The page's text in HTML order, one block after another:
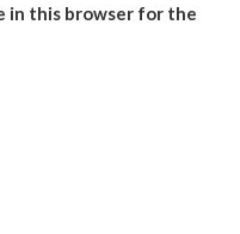
in this browser for the